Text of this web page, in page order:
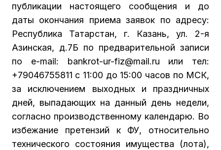
публикации настоящего сообщения и до
даты окончания приема заявок по адресу:
Республика Татарстан, г. Казань, ул. 2-я
Азинская, д.7Б по предварительной записи
по e-mail: bankrot-ur-fiz@mail.ru или тел:
+79046755811 с 11:00 до 15:00 часов по МСК,
за исключением выходных и праздничных
дней, выпадающих на данный день недели,
согласно производственному календарю. Во
избежание претензий к ФУ, относительно
технического состояния имущества (лота),